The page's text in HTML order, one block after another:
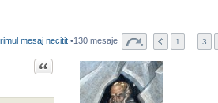
mesaj necitit •130 mesaje 1 3
Citat